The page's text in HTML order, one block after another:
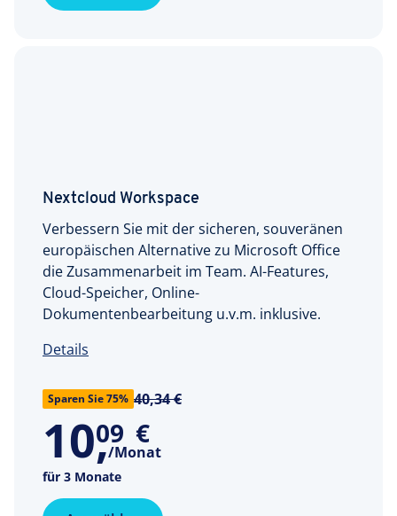
Nextcloud Workspace
Verbessern Sie mit der sicheren, souveränen
europäischen Alternative zu Microsoft Office
die Zusammenarbeit im Team. AI-Features,
Cloud-Speicher, Online-
Dokumentenbearbeitung u.v.m. inklusive.
Details
Sparen Sie 75% 40,34 €
10,
09 €
/Monat
für 3 Monate